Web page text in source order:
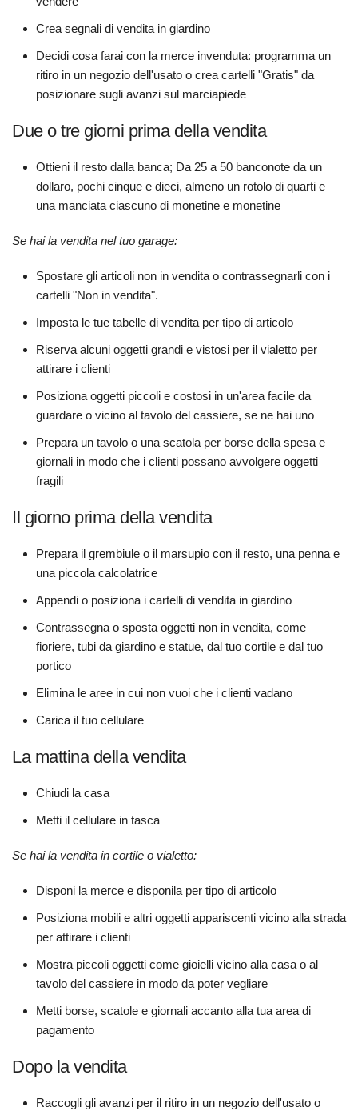
Crea segnali di vendita in giardino
Decidi cosa farai con la merce invenduta: programma un
ritiro in un negozio dell'usato o crea cartelli "Gratis" da
posizionare sugli avanzi sul marciapiede
Due o tre giorni prima della vendita
Ottieni il resto dalla banca; Da 25 a 50 banconote da un
dollaro, pochi cinque e dieci, almeno un rotolo di quarti e
una manciata ciascuno di monetine e monetine
Se hai la vendita nel tuo garage:
Spostare gli articoli non in vendita o contrassegnarli con i
cartelli "Non in vendita".
Imposta le tue tabelle di vendita per tipo di articolo
Riserva alcuni oggetti grandi e vistosi per il vialetto per
attirare i clienti
Posiziona oggetti piccoli e costosi in un'area facile da
guardare o vicino al tavolo del cassiere, se ne hai uno
Prepara un tavolo o una scatola per borse della spesa e
giornali in modo che i clienti possano avvolgere oggetti
fragili
Il giorno prima della vendita
Prepara il grembiule o il marsupio con il resto, una penna e
una piccola calcolatrice
Appendi o posiziona i cartelli di vendita in giardino
Contrassegna o sposta oggetti non in vendita, come
fioriere, tubi da giardino e statue, dal tuo cortile e dal tuo
portico
Elimina le aree in cui non vuoi che i clienti vadano
Carica il tuo cellulare
La mattina della vendita
Chiudi la casa
Metti il cellulare in tasca
Se hai la vendita in cortile o vialetto:
Disponi la merce e disponila per tipo di articolo
Posiziona mobili e altri oggetti appariscenti vicino alla strada
per attirare i clienti
Mostra piccoli oggetti come gioielli vicino alla casa o al
tavolo del cassiere in modo da poter vegliare
Metti borse, scatole e giornali accanto alla tua area di
pagamento
Dopo la vendita
Raccogli gli avanzi per il ritiro in un negozio dell'usato o